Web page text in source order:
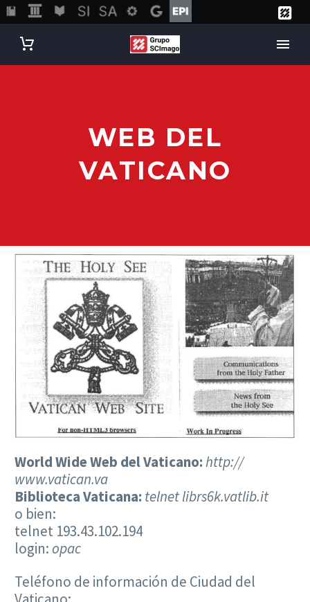
WEB DEL
VATICANO
World Wide Web del Vaticano:http://
www.vatican.va
Biblioteca Vaticana: telnet librs6k.vatlib.it
o bien:
telnet 193.43.102.194
login:opac
Teléfono de información de Ciudad del